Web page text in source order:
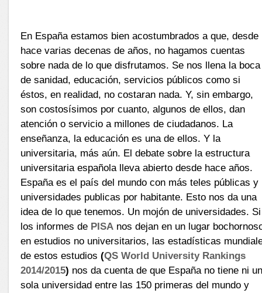
En España estamos bien acostumbrados a que, desde
hace varias decenas de años, no hagamos cuentas
sobre nada de lo que disfrutamos. Se nos llena la boca
de sanidad, educación, servicios públicos como si
éstos, en realidad, no costaran nada. Y, sin embargo,
son costosísimos por cuanto, algunos de ellos, dan
atención o servicio a millones de ciudadanos. La
enseñanza, la educación es una de ellos. Y la
universitaria, más aún. El debate sobre la estructura
universitaria española lleva abierto desde hace años.
España es el país del mundo con más teles públicas y
universidades publicas por habitante. Esto nos da una
idea de lo que tenemos. Un mojón de universidades. Si
los informes de PISA nos dejan en un lugar
en estudios no universitarios, las estadísticas
de estos estudios(QS World University Rankings
2014/2015) nos da cuenta de que España no tiene ni
sola universidad entre las 150 primeras del mundo y